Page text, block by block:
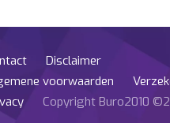
Disclaimer
voorwaarden
Copyright Buro2010